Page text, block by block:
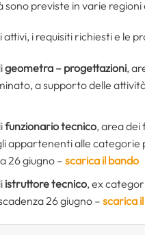
previste in varie
attivi, i requisiti richiesti e le
geometra – progettazioni,
a supporto delle attività
funzionario tecnico, area dei
appartenenti alle categorie
26 giugno – scarica il bando
istruttore tecnico, ex
26 giugno – scarica